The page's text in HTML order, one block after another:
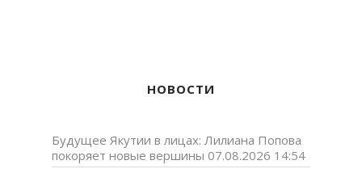
НОВОСТИ
Будущее Якутии в лицах: Лилиана Попова
покоряет новые вершины 07.08.2026 14:54